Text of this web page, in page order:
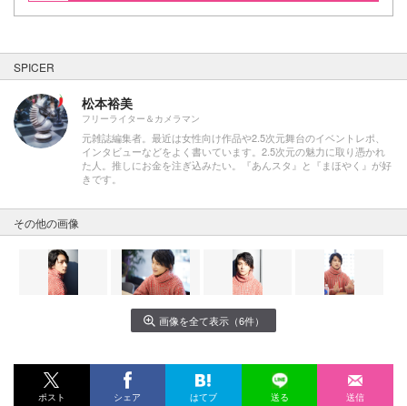
SPICER
松本裕美
フリーライター＆カメラマン
元雑誌編集者。最近は女性向け作品や2.5次元舞台のイベントレポ、
インタビューなどをよく書いています。2.5次元の魅力に取り憑かれ
た人。推しにお金を注ぎ込みたい。『あんスタ』と『まほやく』が好
きです。
その他の画像
画像を全て表示（6件）
ポスト シェア はてブ 送る 送信